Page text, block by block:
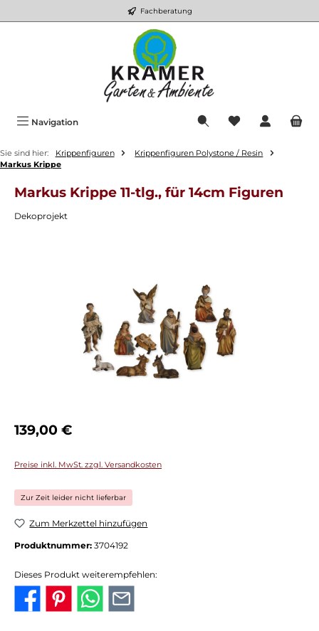
Fachberatung
Navigation Du hast 0
Sie sind hier: Krippenfiguren
Krippenfiguren Polystone / Resin
Markus Krippe
Markus Krippe 11-tlg., für 14cm Figuren
Dekoprojekt
Regulärer Preis:
139,00 €
Preise inkl. MwSt. zzgl. Versandkosten
Zur Zeit leider nicht lieferbar
Zum Merkzettel hinzufügen
Produktnummer: 3704192
Dieses Produkt weiterempfehlen: